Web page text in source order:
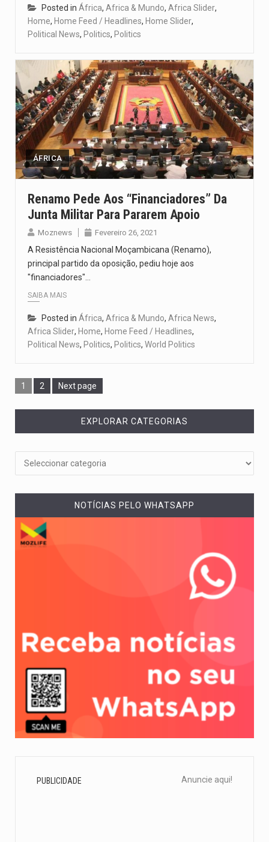
Posted in África, Africa & Mundo, Africa Slider,
Home, Home Feed / Headlines, Home Slider,
Political News, Politics, Politics
ÁFRICA
Renamo Pede Aos “financiadores” Da
Junta Militar Para Pararem Apoio
Moznews Fevereiro 26, 2021
A Resistência Nacional Moçambicana (Renamo),
principal partido da oposição, pediu hoje aos
"financiadores"…
SAIBA MAIS
Posted in África, Africa & Mundo, Africa News,
Africa Slider, Home, Home Feed / Headlines,
Political News, Politics, Politics, World Politics
1 2 Next page
EXPLORAR CATEGORIAS
NOTÍCIAS PELO WHATSAPP
PUBLICIDADE Anuncie aqui!